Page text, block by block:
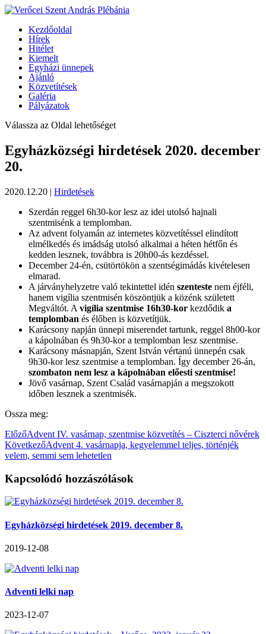
Kezdőoldal
Hírek
Hitélet
Kiemelt
Egyházi ünnepek
Ajánló
Közvetítések
Galéria
Pályázatok
Válassza az Oldal lehetőséget
Egyházközségi hirdetések 2020. december
20.
2020.12.20 | Hirdetések
Szerdán reggel 6h30-kor lesz az idei utolsó hajnali
szentmisénk a templomban.
Az advent folyamán az internetes közvetítéssel elindított
elmélkedés és imádság utolsó alkalmai a héten hétfőn és
kedden lesznek, továbbra is 20h00-ás kezdéssel.
December 24-én, csütörtökön a szentségimádás kivételesen
elmarad.
A járványhelyzetre való tekintettel idén szenteste nem éjféli,
hanem vigília szentmisén köszöntjük a közénk született
Megváltót. A vigília szentmise 16h30-kor kezdődik a
templomban és élőben is közvetítjük.
Karácsony napján ünnepi miserendet tartunk, reggel 8h00-kor
a kápolnában és 9h30-kor a templomban lesz szentmise.
Karácsony másnapján, Szent István vértanú ünnepén csak
9h30-kor lesz szentmise a templomban. Így december 26-án,
szombaton nem lesz a kápolnában előesti szentmise!
Jövő vasárnap, Szent Család vasárnapján a megszokott
időben lesznek a szentmisék.
Ossza meg:
ElőzőAdvent IV. vasárnap, szentmise közvetítés – Ciszterci nővérek
KövetkezőAdvent 4. vasárnapja, kegyelemmel teljes, történjék
velem, semmi sem lehetetlen
Kapcsolódó hozzászólások
Egyházközségi hirdetések 2019. december 8.
2019-12-08
Adventi lelki nap
2023-12-07